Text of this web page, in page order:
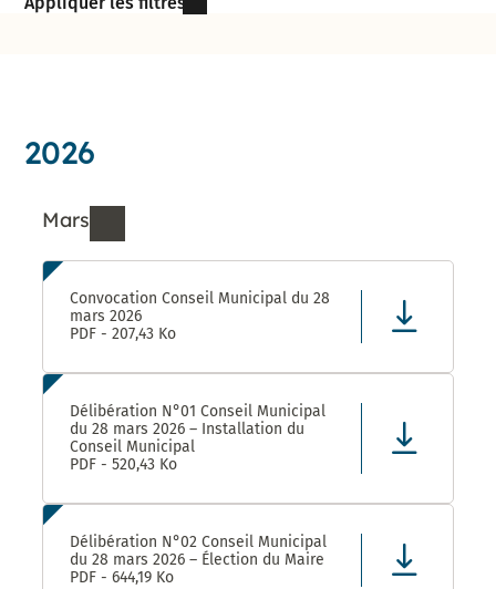
2026
Mars
Ressources de Mars 2026
Convocation Conseil Municipal du 28
mars 2026
PDF - 207,43 Ko
Délibération N°01 Conseil Municipal
du 28 mars 2026 – Installation du
Conseil Municipal
PDF - 520,43 Ko
Délibération N°02 Conseil Municipal
du 28 mars 2026 – Élection du Maire
PDF - 644,19 Ko